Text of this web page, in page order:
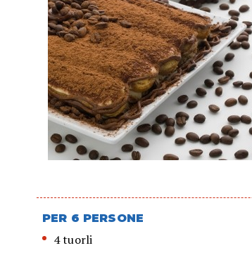
PER 6 PERSONE
4 tuorli